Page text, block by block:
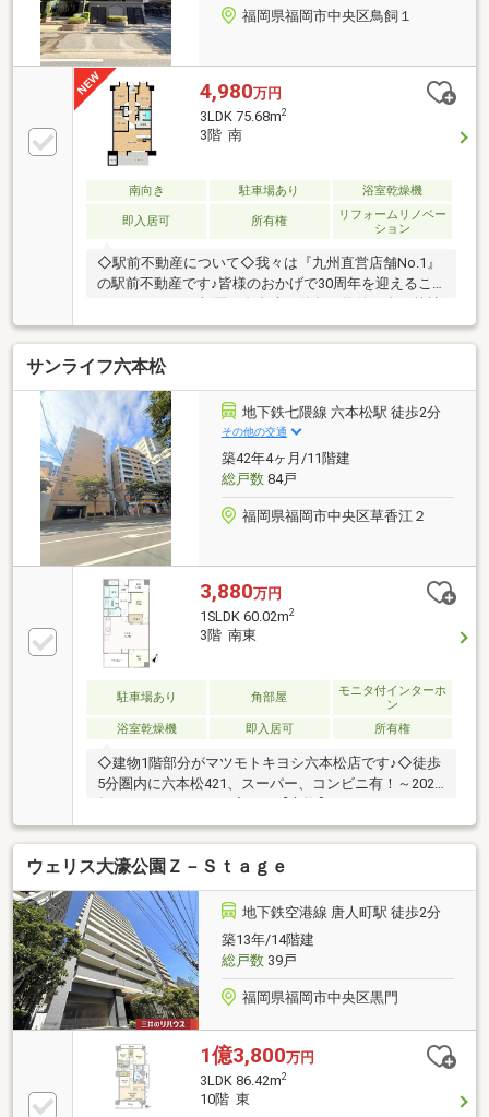
福岡県福岡市中央区鳥飼１
4,980万円
3LDK 75.68m2
3階 南
南向き 駐車場あり 浴室乾燥機
即入居可 所有権
リフォームリノベー
ション
◇駅前不動産について◇我々は『九州直営店舗No.1』
の駅前不動産です♪皆様のおかげで30周年を迎えるこ
とができました!福岡・久留米・佐賀の物件は全て弊社
でご紹介可能です!～・～・周辺施設～・～・■南当仁
小学校まで徒歩…4分■当仁中学校まで徒歩…29分■ツル
ハドラッグ鳥飼店まで徒歩…2分■ファミリーマート福
岡鳥飼三丁目店まで徒歩…3分■マックスバリュエクス
プレス今川店まで徒歩…7分■にしてつストアレガネッ
ト城西まで徒歩…7分■福岡今川郵便局まで徒歩…9分■
福岡市城南区役所まで徒歩…12分内覧のご予約承り中
です♪是非、お気軽に杉本へご連絡ください♪
サンライフ六本松
地下鉄七隈線 六本松駅 徒歩2分
その他の交通
築42年4ヶ月/11階建
総戸数84戸
福岡県福岡市中央区草香江２
3,880万円
1SLDK 60.02m2
3階 南東
駐車場あり 角部屋
モニタ付インターホ
ン
浴室乾燥機
即入居可 所有権
◇建物1階部分がマツモトキヨシ六本松店です♪◇徒歩
5分圏内に六本松421、スーパー、コンビニ有！～2026
年1月リノベーション完了～【交換】キッチン、ユニ
ットバス、洗面化粧台、洗濯パン、トイレ、給排水管
（一部）、給湯器、建具、モニターホン【張替】クロ
ス（天井含む）、フローリング、フロアタイル、網戸
現状空室につき、随時ご案内可能でございます。ご不
明な点や内覧希望等がございましたら、担当「山脇」
までご連絡ください。
ウェリス大濠公園Ｚ－Ｓｔａｇｅ
地下鉄空港線 唐人町駅 徒歩2分
築13年/14階建
総戸数39戸
福岡県福岡市中央区黒門
1億3,800万円
3LDK 86.42m2
10階 東